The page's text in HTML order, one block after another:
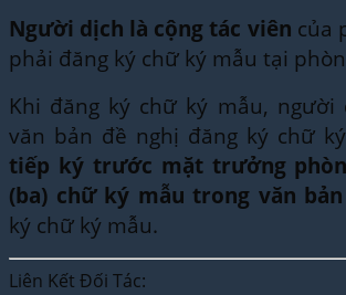
Người dịch là cộng tác viên của
phải đăng ký chữ ký mẫu tại
Khi đăng ký chữ ký mẫu, người
văn bản đề nghị đăng ký chữ
tiếp ký trước mặt trưởng
(ba) chữ ký mẫu trong văn bản
ký chữ ký mẫu.
Liên Kết Đối Tác: